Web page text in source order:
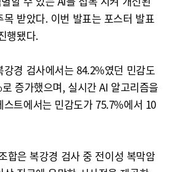
받았다. 이번 발표는 포스터 발표
행됐다.
강경 검사에서는 84.2%였던 민감도
증가했으며, 실시간 AI 알고리즘을
스트에서는 민감도가 75.7%에서 10
합은 복강경 검사 중 전이성 복막암